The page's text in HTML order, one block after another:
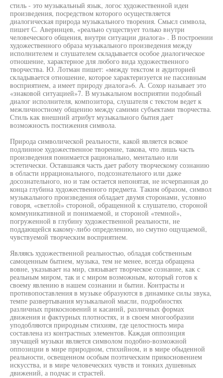
стиль - это музыкальный язык, логос художественной идеи
произведения, посредством которого осуществляется
диалогическая природа музыкального творения. Смысл символа,
пишет С. Аверинцев, «реально существует только внутри
человеческого общения, внутри ситуации диалога» . В построении
художественного образа музыкального произведения между
исполнителем и слушателем складывается особое диалогическое
отношение, характерное для любого вида художественного
творчества. Ю. Лотман пишет: «между текстом и аудиторией
складывается отношение, которое характеризуется не пассивным
восприятием, а имеет природу диалога»6. А. Сохор называет это
«знаковой ситуацией»7. В музыкальном восприятии подобный
диалог исполнителя, композитора, слушателя с текстом ведет к
межличностному общению между самими субъектами творчества.
Стиль как внешний атрибут музыкального бытия дает
возможность постижения символа.
Природа символической реальности, какой является всякое
подлинное художественное творение, такова, что лишь часть
произведения понимается рационально, ментально или
эстетически. Оставшаяся часть дает работу творческому сознанию
в области иррационального, подсознательного или даже
досознательного, но и там остается непонятая, не исчерпанная до
конца глубина художественного предмета. Таким образом, символ
музыкального произведения обладает двумя сторонами, условно
говоря, «светлой» стороной, обращенной к слушателю, стороной
коммуникативной и понимаемой, и стороной «темной»,
погруженной в глубину художественной реальности, не
поддающейся какому-либо определению, но смутно ощущаемой,
чувствуемой творческим восприятием.
Являясь художественной реальностью, обладая собственным
самоценным бытием, музыка, тем не менее, всегда обращена
вовне, указывает на мир, связывает творческое сознание, как с
реальным миром, так и с миром возможным, который готов к
своему явлению в нашем сознании и бытии. Контрасты и
противопоставления в музыке образуются в динамике силы звука,
темпе развертывания музыкальной мысли, подробностях
различных прикосновений и касаний, различных формах
движения и фактурных плотностях, и в своем многообразии
уподобляются природным стихиям, где целостность мира
составлена из контрастных элементов. Каждая оппозиция
звучащей музыки является символом подобно-возможной
оппозиции в мире природном, стихийном, и в мире обыденной
реальности, освещенном особым поэтическим прикосновением
искусства, и в мире человеческих чувств и тонких душевных
движений, а подчас и страстей.